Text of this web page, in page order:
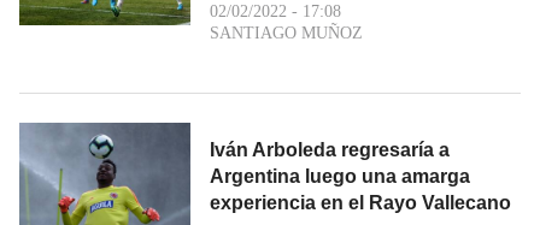
02/02/2022 - 17:08
SANTIAGO MUÑOZ
Iván Arboleda regresaría a
Argentina luego una amarga
experiencia en el Rayo Vallecano